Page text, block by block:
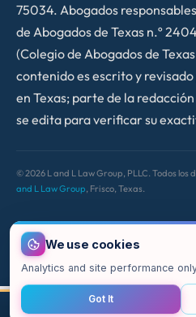
75034. Abogados
de Abogados de Texas n.º
(Colegio de Abogados de
contenido es escrito y
en Texas; parte de la
se edita para verificar su
©2026 L and L Law Group, PLLC. Todos
and L Law Group, Frisco, Texas.
We use cookies
Analytics and site performance
Got It